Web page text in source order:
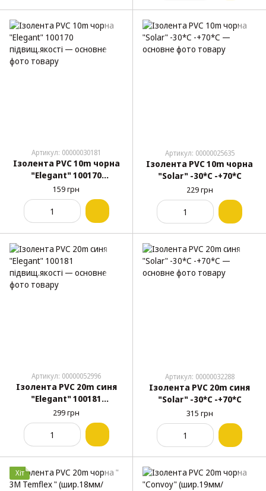
Артикул: 00000030181
Ізолента PVC 10m чорна
"Elegant" 100170
підвищ.якості
159 грн
Артикул: 00000025635
Ізолента PVC 10m чорна
"Solar" -30*С -+70*С
229 грн
Артикул: 00000052996
Ізолента PVC 20m синя
"Elegant" 100181
підвищ.якості
299 грн
Артикул: 00000032288
Ізолента PVC 20m синя
"Solar" -30*С -+70*С
315 грн
Хіт